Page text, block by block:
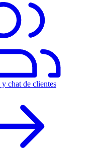
chat de clientes